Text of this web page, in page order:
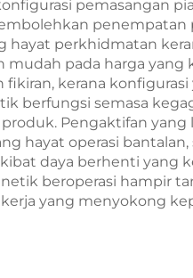
pemasangan
hayat perkhidmatan
pada harga
kerana
berfungsi semasa
Pengaktifan
hayat operasi
daya berhenti yang
beroperasi hampir
yang menyokong